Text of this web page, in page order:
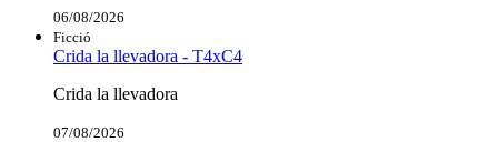
06/08/2026
Ficció
Crida la llevadora - T4xC4
Crida la llevadora
07/08/2026